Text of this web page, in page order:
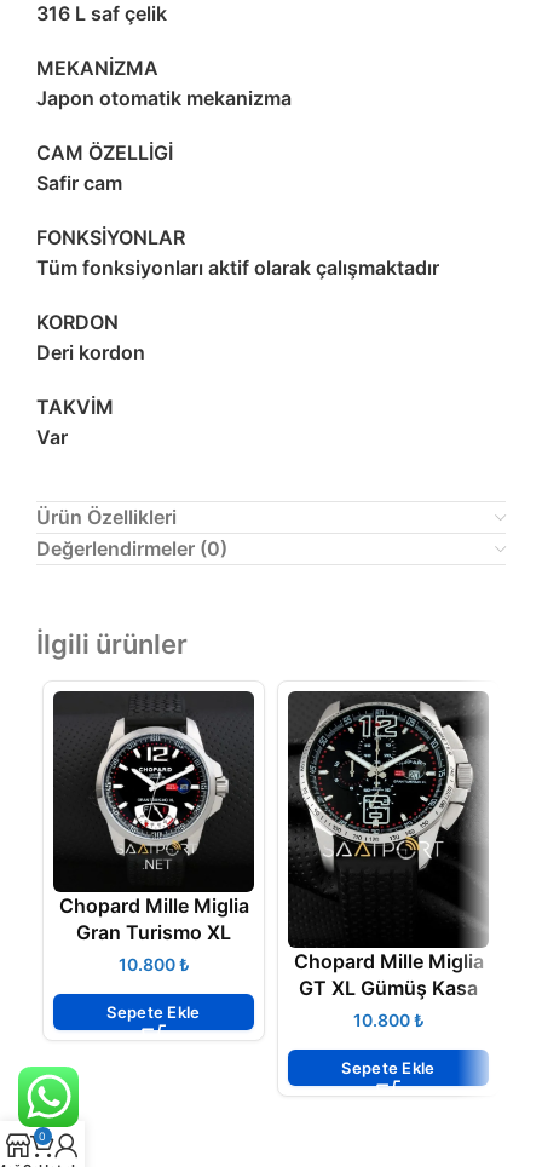
316 L saf çelik
MEKANİZMA
Japon otomatik mekanizma
CAM ÖZELLİGİ
Safir cam
FONKSİYONLAR
Tüm fonksiyonları aktif olarak çalışmaktadır
KORDON
Deri kordon
TAKVİM
Var
Ürün Özellikleri
Değerlendirmeler (0)
İlgili ürünler
Chopard Mille Miglia
Gran Turismo XL
₺
Sepete Ekle
Chopard Mille Miglia
GT XL Gümüş Kasa
₺
Sepete Ekle
0